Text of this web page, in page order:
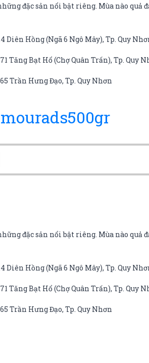
đặc sản nổi bật riêng. Mùa nào
Diên Hồng (Ngã 6 Ngô Mây), Tp. Quy
Tăng Bạt Hổ (Chợ Quân Trấn), Tp. Quy
Trần Hưng Đạo, Tp. Quy Nhơn
đặc sản nổi bật riêng. Mùa nào
Diên Hồng (Ngã 6 Ngô Mây), Tp. Quy
Tăng Bạt Hổ (Chợ Quân Trấn), Tp. Quy
Trần Hưng Đạo, Tp. Quy Nhơn